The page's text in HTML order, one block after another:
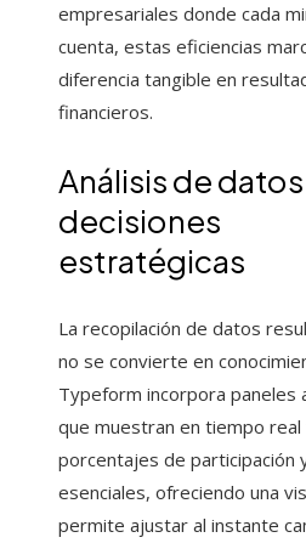
empresariales donde cada
cuenta, estas eficiencias
diferencia tangible en
financieros.
Análisis de
decisiones
estratégicas
La recopilación de datos
no se convierte en
Typeform incorpora paneles
que muestran en tiempo real
porcentajes de participación
esenciales, ofreciendo una
permite ajustar al instante